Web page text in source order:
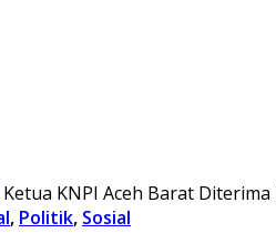
Ketua KNPI Aceh Barat
, Politik, Sosial